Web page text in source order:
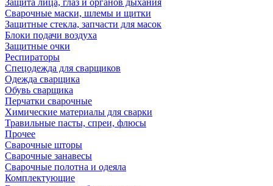
Защита лица, глаз и органов дыхания
Сварочные маски, шлемы и щитки
Защитные стекла, запчасти для масок
Блоки подачи воздуха
Защитные очки
Респираторы
Спецодежда для сварщиков
Одежда сварщика
Обувь сварщика
Перчатки сварочные
Химические материалы для сварки
Травильные пасты, спреи, флюсы
Прочее
Сварочные шторы
Сварочные занавесы
Сварочные полотна и одеяла
Комплектующие